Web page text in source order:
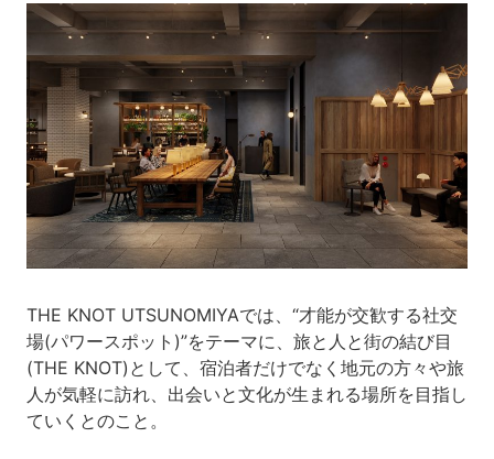
THE KNOT UTSUNOMIYAでは、“才能が交歓する社交
場(パワースポット)”をテーマに、旅と人と街の結び目
(THE KNOT)として、宿泊者だけでなく地元の方々や旅
人が気軽に訪れ、出会いと文化が生まれる場所を目指し
ていくとのこと。